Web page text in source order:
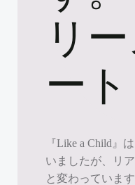
リ
ート
『Like a Child』
いましたが、リ
と変わっています